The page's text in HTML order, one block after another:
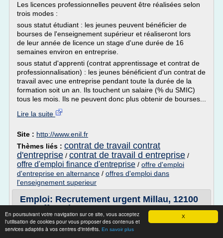
X
En poursuivant votre navigation sur ce site, vous acceptez
l'utilisation de cookies pour vous proposer des contenus et
services adaptés à vos centres d'intérêts. En savoir plus
Les licences professionnelles peuvent être réalisées selon
trois modes :
sous statut étudiant : les jeunes peuvent bénéficier de
bourses de l'enseignement supérieur et réaliseront lors
de leur année de licence un stage d'une durée de 16
semaines environ en entreprise.
sous statut d'apprenti (contrat apprentissage et contrat de
professionnalisation) : les jeunes bénéficient d'un contrat de
travail avec une entreprise pendant toute la durée de la
formation soit un an. Ils touchent un salaire (% du SMIC)
tous les mois. Ils ne peuvent donc plus obtenir de bourses...
Lire la suite
Site : http://www.enil.fr
Thèmes liés : contrat de travail contrat
d'entreprise / contrat de travail d entreprise /
offre d'emploi finance d'entreprise / offre d'emploi
d'entreprise en alternance / offres d'emploi dans
l'enseignement superieur
Emploi: Recrutement urgent Millau, 12100
- 66 offres d ...
Afficher
Vous n'avez pas trouvé un emploi convenable?